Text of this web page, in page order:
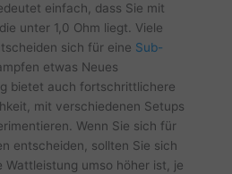
einfach, dass Sie mit
unter 1,0 Ohm liegt. Viele
sich für eine Sub-
etwas Neues
bietet auch fortschrittlichere
mit verschiedenen Setups
Wenn Sie sich für
entscheiden, sollten Sie sich
Wattleistung umso höher ist, je